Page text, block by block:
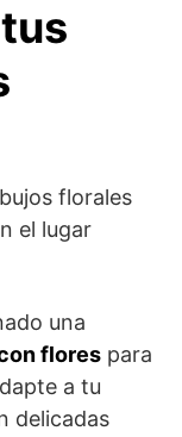
florales
el lugar
una
flores para
a tu
delicadas